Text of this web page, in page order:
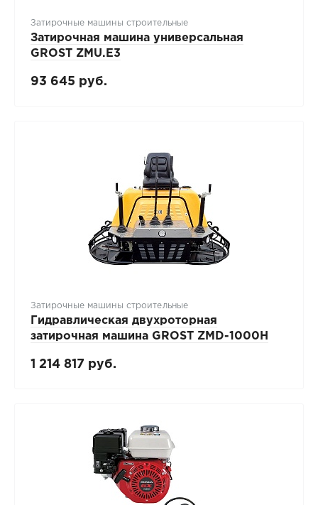
Затирочные машины строительные
Затирочная машина универсальная
GROST ZMU.E3
93 645 руб.
Затирочные машины строительные
Гидравлическая двухроторная
затирочная машина GROST ZMD-1000H
1 214 817 руб.